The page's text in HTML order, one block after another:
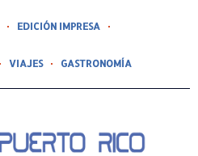
EDICIÓN IMPRESA
VIAJES GASTRONOMÍA